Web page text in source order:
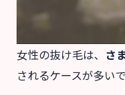
女性の抜け毛は、 さ
されるケースが多いで